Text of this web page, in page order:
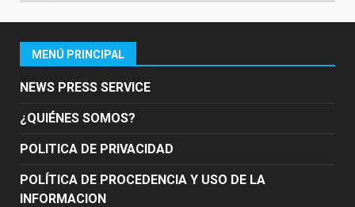
MENÚ PRINCIPAL
NEWS PRESS SERVICE
¿QUIÉNES SOMOS?
POLITICA DE PRIVACIDAD
POLÍTICA DE PROCEDENCIA Y USO DE LA
INFORMACION